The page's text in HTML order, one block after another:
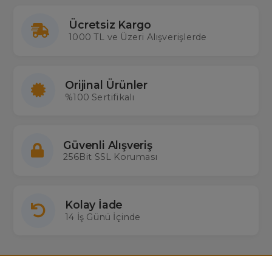
Ücretsiz Kargo
1000 TL ve Üzeri Alışverişlerde
Orijinal Ürünler
%100 Sertifikalı
Güvenli Alışveriş
256Bit SSL Koruması
Kolay İade
14 İş Günü İçinde